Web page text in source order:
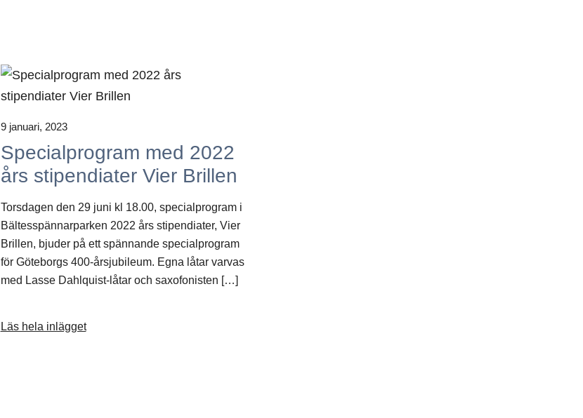
9 januari, 2023
Specialprogram med 2022
års stipendiater Vier Brillen
Torsdagen den 29 juni kl 18.00, specialprogram i
Bältesspännarparken 2022 års stipendiater, Vier
Brillen, bjuder på ett spännande specialprogram
för Göteborgs 400-årsjubileum. Egna låtar varvas
med Lasse Dahlquist-låtar och saxofonisten […]
Läs hela inlägget